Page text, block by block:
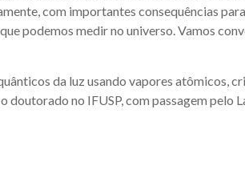
com importantes consequências
podemos medir no universo. Vamos
da luz usando vapores atômicos,
doutorado no IFUSP, com passagem pelo